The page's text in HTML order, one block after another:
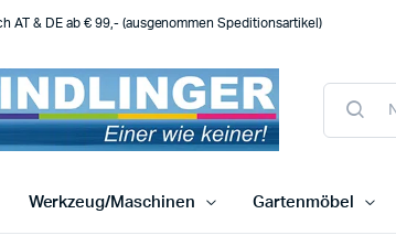
AT & DE ab € 99,- (ausgenommen Speditionsartikel)
Werkzeug/Maschinen Gartenmöbel